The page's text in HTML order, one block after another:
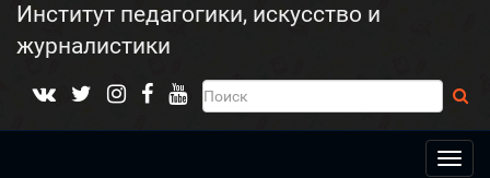
Институт педагогики, искусство и
журналистики